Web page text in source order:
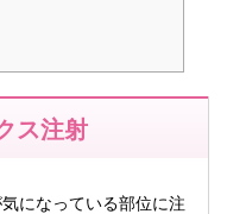
ス注射
になっている部位に注